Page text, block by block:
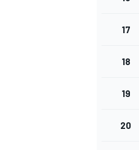
17
18
19
20